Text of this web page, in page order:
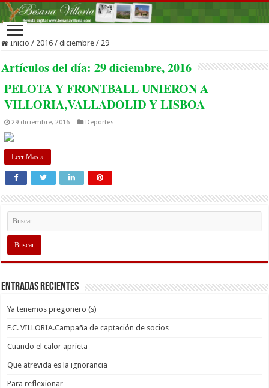
Inicio / 2016 / diciembre / 29
Artículos del día:29 diciembre, 2016
PELOTA Y FRONTBALL UNIERON A
VILLORIA,VALLADOLID Y LISBOA
29 diciembre, 2016 Deportes
Leer Mas »
Entradas recientes
Ya tenemos pregonero (s)
F.C. VILLORIA.Campaña de captación de socios
Cuando el calor aprieta
Que atrevida es la ignorancia
Para reflexionar